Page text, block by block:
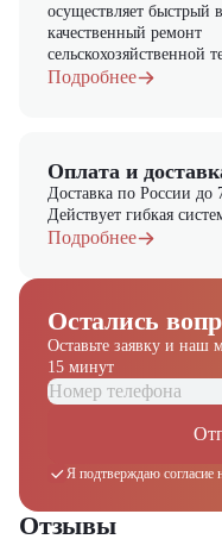
осуществляет быстрый
качественный ремонт
сельскохозяйственной
Подробнее
Оплата и
Доставка по России до
Действует гибкая
Подробнее
Остались
Оставьте заявку и наш
15 минут
Я подтверждаю согласие
Отзывы